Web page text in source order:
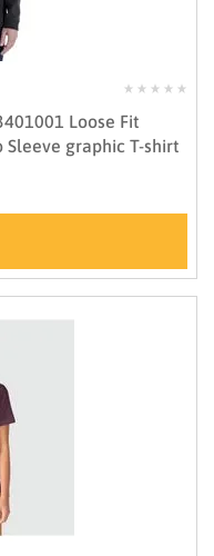
Loose Fit
Sleeve graphic T-shirt